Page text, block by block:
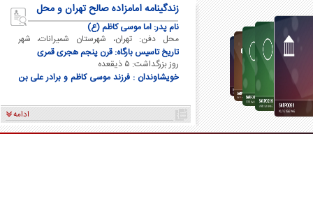
زندگینامه امامزاده صالح تهران و محل
دفن ایشان
نام پدر: اما موسی کاظم (ع)
محل دفن: تهران، شهرستان شمیرانات، شهر
تجریش
تاریخ تاسیس بارگاه: قرن پنجم هجری قمری
روز بزرگداشت: ۵ ذیقعده
خویشاوندان : فرزند موسی کاظم و برادر علی بن
ادامه